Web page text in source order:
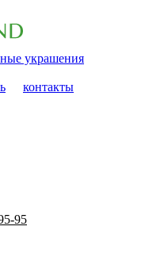
украшения
контакты
95